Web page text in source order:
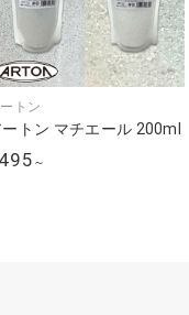
トン
ートン マチエール 200ml
～